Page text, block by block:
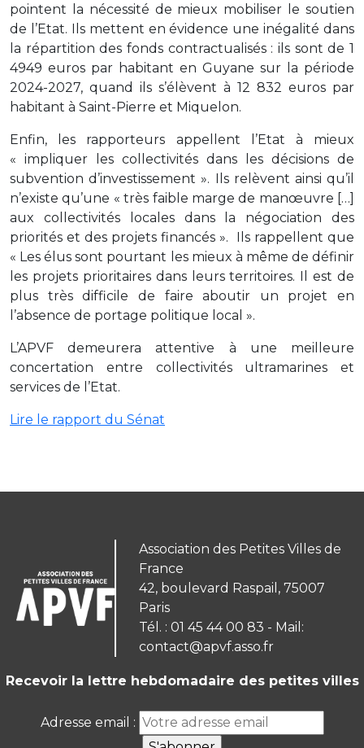
pointent la nécessité de mieux mobiliser le soutien
de l’Etat. Ils mettent en évidence une inégalité dans
la répartition des fonds contractualisés : ils sont de 1
4949 euros par habitant en Guyane sur la période
2024-2027, quand ils s’élèvent à 12 832 euros par
habitant à Saint-Pierre et Miquelon.
Enfin, les rapporteurs appellent l’Etat à mieux
« impliquer les collectivités dans les décisions de
subvention d’investissement ». Ils relèvent ainsi qu’il
n’existe qu’une « très faible marge de manœuvre […]
aux collectivités locales dans la négociation des
priorités et des projets financés ». Ils rappellent que
« Les élus sont pourtant les mieux à même de définir
les projets prioritaires dans leurs territoires. Il est de
plus très difficile de faire aboutir un projet en
l’absence de portage politique local ».
L’APVF demeurera attentive à une meilleure
concertation entre collectivités ultramarines et
services de l’Etat.
Lire le rapport du Sénat
Association des Petites Villes de
France
42, boulevard Raspail, 75007
Paris
Tél. : 01 45 44 00 83 - Mail:
contact@apvf.asso.fr
Recevoir la lettre hebdomadaire des petites villes
Adresse email :